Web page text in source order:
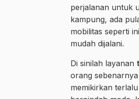
perjalanan untuk
kampung, ada
mobilitas seperti
mudah dijalani.
Di sinilah layanan
orang
memikirkan